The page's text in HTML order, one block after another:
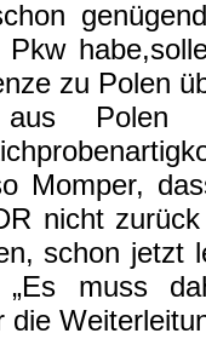
Pkw
zu Polen
Polen
Momper,
nicht
schon jetzt
„Es muss